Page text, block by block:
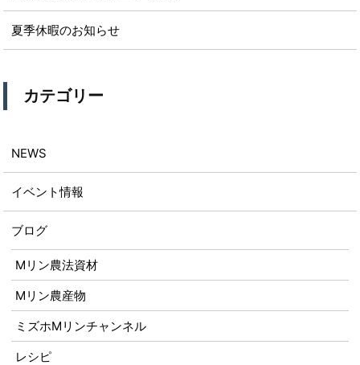
夏季休暇のお知らせ
カテゴリー
NEWS
イベント情報
ブログ
Mリン農法資材
Mリン農産物
ミズホMリンチャンネル
レシピ